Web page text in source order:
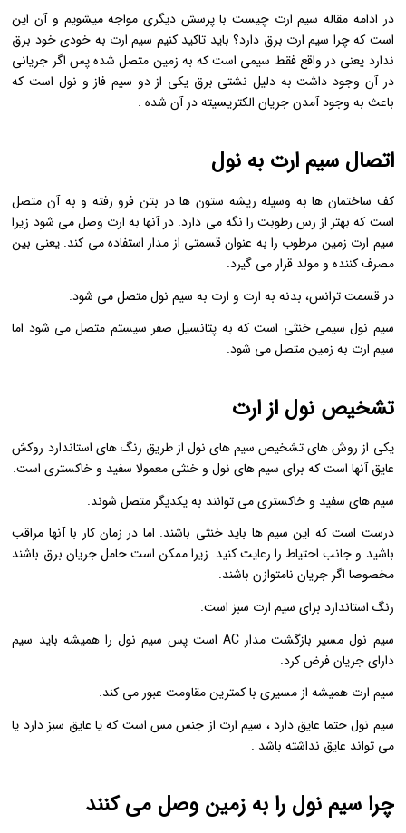
در ادامه مقاله سیم ارت چیست با پرسش دیگری مواجه میشویم و آن این
است که چرا سیم ارت برق دارد؟ باید تاکید کنیم سیم ارت به خودی خود برق
ندارد یعنی در واقع فقط سیمی است که به زمین متصل شده پس اگر جریانی
در آن وجود داشت به دلیل نشتی برق یکی از دو سیم فاز و نول است که
باعث به وجود آمدن جریان الکتریسیته در آن شده .
اتصال سیم ارت به نول
کف ساختمان ها به وسیله ریشه ستون ها در بتن فرو رفته و به آن متصل
است که بهتر از رس رطوبت را نگه می دارد. در آنها به ارت وصل می شود زیرا
سیم ارت زمین مرطوب را به عنوان قسمتی از مدار استفاده می کند. یعنی بین
مصرف کننده و مولد قرار می گیرد.
در قسمت ترانس، بدنه به ارت و ارت به سیم نول متصل می شود.
سیم نول سیمی خنثی است که به پتانسیل صفر سیستم متصل می شود اما
سیم ارت به زمین متصل می شود.
تشخیص نول از ارت
یکی از روش های تشخیص سیم های نول از طریق رنگ های استاندارد روکش
عایق آنها است که برای سیم های نول و خنثی معمولا سفید و خاکستری است.
سیم های سفید و خاکستری می توانند به یکدیگر متصل شوند.
درست است که این سیم ها باید خنثی باشند. اما در زمان کار با آنها مراقب
باشید و جانب احتیاط را رعایت کنید. زیرا ممکن است حامل جریان برق باشند
مخصوصا اگر جریان نامتوازن باشند.
رنگ استاندارد برای سیم ارت سبز است.
سیم نول مسیر بازگشت مدار AC است پس سیم نول را همیشه باید سیم
دارای جریان فرض کرد.
سیم ارت همیشه از مسیری با کمترین مقاومت عبور می کند.
سیم نول حتما عایق دارد ، سیم ارت از جنس مس است که یا عایق سبز دارد یا
می تواند عایق نداشته باشد .
چرا سیم نول را به زمین وصل می کنند